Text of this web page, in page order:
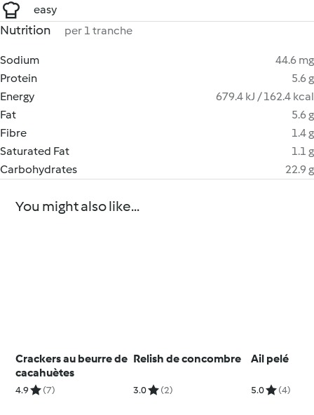
easy
Nutrition per 1 tranche
Sodium
44.6 mg
Protein
5.6 g
Energy
679.4 kJ / 162.4 kcal
Fat
5.6 g
Fibre
1.4 g
Saturated Fat
1.1 g
Carbohydrates
22.9 g
You might also like...
Crackers au beurre de
cacahuètes
4.9 (7)
Relish de concombre
3.0 (2)
Ail pelé
5.0 (4)